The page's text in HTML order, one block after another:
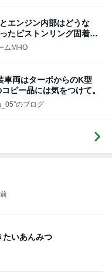
エンジン内部はどうな
たピストンリング固着の
ムMHO
車両はターボからのK型
ピー品には気をつけて。
のブログ
たいあんみつ